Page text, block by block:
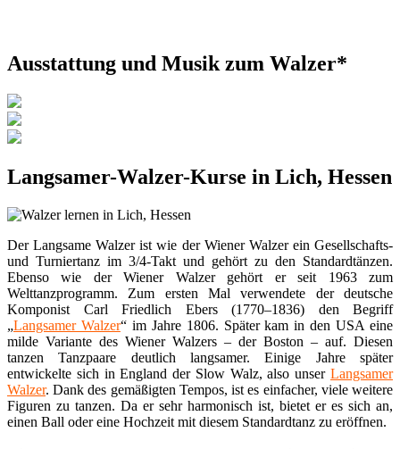
Ausstattung und Musik zum Walzer*
Langsamer-Walzer-Kurse in Lich, Hessen
Der Langsame Walzer ist wie der Wiener Walzer ein Gesellschafts-
und Turniertanz im 3/4-Takt und gehört zu den Standardtänzen.
Ebenso wie der Wiener Walzer gehört er seit 1963 zum
Welttanzprogramm. Zum ersten Mal verwendete der deutsche
Komponist Carl Friedlich Ebers (1770–1836) den Begriff
„Langsamer Walzer“ im Jahre 1806. Später kam in den USA eine
milde Variante des Wiener Walzers – der Boston – auf. Diesen
tanzen Tanzpaare deutlich langsamer. Einige Jahre später
entwickelte sich in England der Slow Walz, also unser Langsamer
Walzer. Dank des gemäßigten Tempos, ist es einfacher, viele weitere
Figuren zu tanzen. Da er sehr harmonisch ist, bietet er es sich an,
einen Ball oder eine Hochzeit mit diesem Standardtanz zu eröffnen.